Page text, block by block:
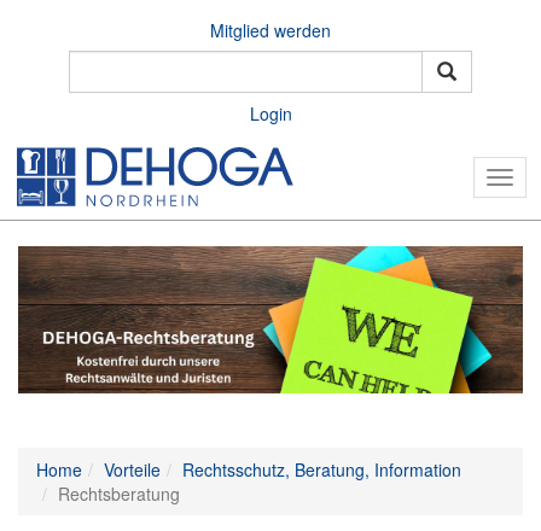
Mitglied werden
Login
Home Vorteile
Rechtsschutz, Beratung, Information
Rechtsberatung